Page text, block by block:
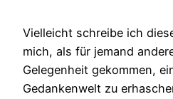
Vielleicht schreibe ich
mich, als für jemand
Gelegenheit gekommen,
Gedankenwelt zu